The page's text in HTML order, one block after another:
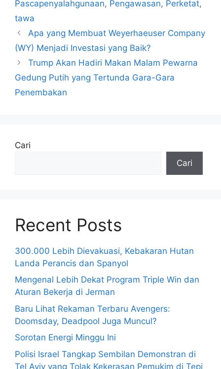
Pascapenyalahgunaan, Pengawasan, Perketat,
tawa
Apa yang Membuat Weyerhaeuser Company
(WY) Menjadi Investasi yang Baik?
Trump Akan Hadiri Makan Malam Pewarna
Gedung Putih yang Tertunda Gara-Gara
Penembakan
Cari
Cari
Recent Posts
300.000 Lebih Dievakuasi, Kebakaran Hutan
Landa Perancis dan Spanyol
Mengenal Lebih Dekat Program Triple Win dan
Aturan Bekerja di Jerman
Baru Lihat Rekaman Terbaru Avengers:
Doomsday, Deadpool Juga Muncul?
Sorotan Energi Minggu Ini
Polisi Israel Tangkap Sembilan Demonstran di
Tel Aviv yang Tolak Kekerasan Pemukim di Tepi